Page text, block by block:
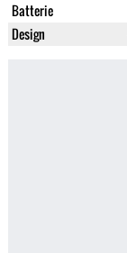
Batterie
Design